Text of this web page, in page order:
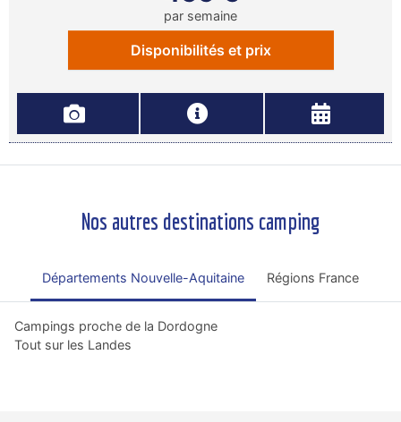
par semaine
Disponibilités et prix
Nos autres destinations camping
Départements Nouvelle-Aquitaine Régions France
Campings proche de la Dordogne
Tout sur les Landes